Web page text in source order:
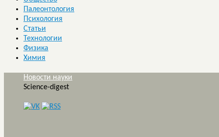
Палеонтология
Психология
Статьи
Технологии
Физика
Химия
Новости науки
Science-digest